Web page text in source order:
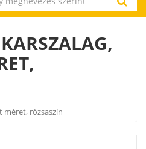
méret, rózsaszín